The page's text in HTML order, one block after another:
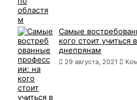
Самые
кого стоит учиться
днепрянам
29 августа, 2021